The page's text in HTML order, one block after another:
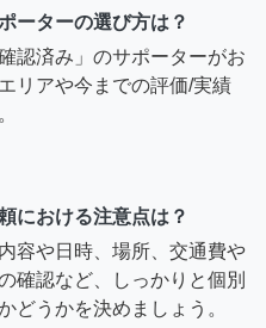
ーターの選び方は？
認済み」のサポーターがお
リアや今までの評価/実績
における注意点は？
容や日時、場所、交通費や
確認など、しっかりと個別
どうかを決めましょう。